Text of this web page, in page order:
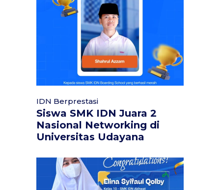
IDN Berprestasi
Siswa SMK IDN Juara 2
Nasional Networking di
Universitas Udayana